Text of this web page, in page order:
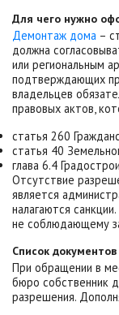
Для чего нужно
Демонтаж дома –
должна
или региональным
подтверждающих
владельцев
правовых актов,
статья 260
статья 40
глава 6.4
Отсутствие
является
налагаются
не соблюдающему
Список документов
При обращении в
бюро собственник
разрешения.